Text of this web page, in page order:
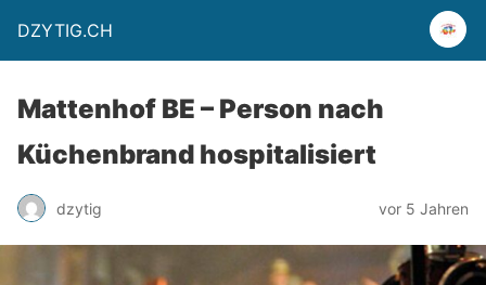
DZYTIG.CH
Mattenhof BE – Person nach
Küchenbrand hospitalisiert
dzytig vor 5 Jahren